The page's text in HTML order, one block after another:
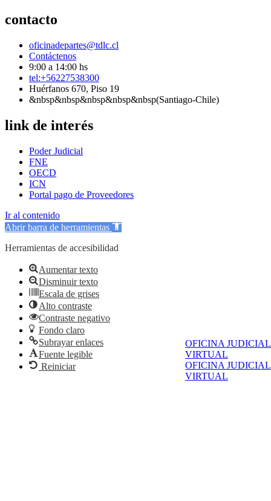
OFICINA JUDICIAL
VIRTUAL
OFICINA JUDICIAL
VIRTUAL
contacto
oficinadepartes@tdlc.cl
Contáctenos
9:00 a 14:00 hs
tel:+56227538300
Huérfanos 670, Piso 19
&nbsp&nbsp&nbsp&nbsp&nbsp(Santiago-Chile)
link de interés
Poder Judicial
FNE
OECD
ICN
Portal pago de Proveedores
Ir al contenido
Abrir barra de herramientas
Herramientas de accesibilidad
Aumentar texto
Disminuir texto
Escala de grises
Alto contraste
Contraste negativo
Fondo claro
Subrayar enlaces
Fuente legible
Reiniciar